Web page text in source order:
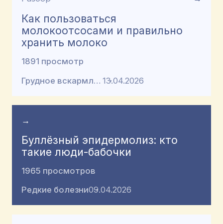
Как пользоваться
молокоотсосами и правильно
хранить молоко
1891 просмотр
Грудное вскармливание 13.04.2026
→
Буллёзный эпидермолиз: кто
такие люди-бабочки
1965 просмотров
Редкие болезни09.04.2026